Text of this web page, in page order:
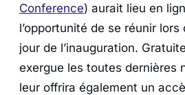
Conference) aurait lieu en
l’opportunité de se réunir
jour de l’inauguration.
exergue les toutes dernières
leur offrira également un